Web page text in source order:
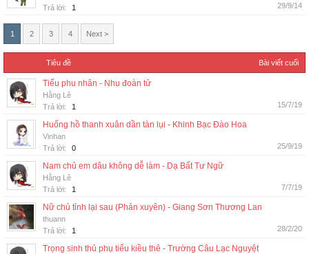
Trả lời:
1 29/9/14
1 2 3 4 Next >
Tiêu đề Bài viết cuối
Tiểu phu nhân - Nhu đoàn tử
Hằng Lê
Trả lời:
1 15/7/19
Huống hồ thanh xuân dần tàn lụi - Khinh Bạc Đào Hoa
Vinhan
Trả lời:
0 25/9/19
Nam chủ em dâu không dễ làm - Dạ Bất Tư Ngữ
Hằng Lê
Trả lời:
1 7/7/19
Nữ chủ tỉnh lại sau (Phản xuyên) - Giang Sơn Thương Lan
thuann
Trả lời:
1 28/2/20
Trọng sinh thủ phụ tiểu kiều thê - Trường Câu Lạc Nguyệt